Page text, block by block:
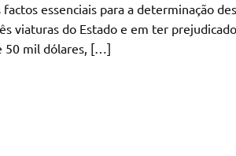
essenciais para a determinação
viaturas do Estado e em ter
50 mil dólares, […]